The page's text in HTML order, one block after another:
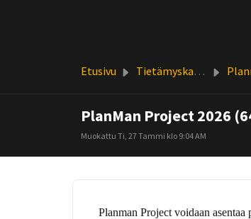
Etusivu Tietämyskanta
PlanMan Project 2026
Muokattu Ti, 27 Tammi klo 9:04 AM
Planman Project voidaan asentaa